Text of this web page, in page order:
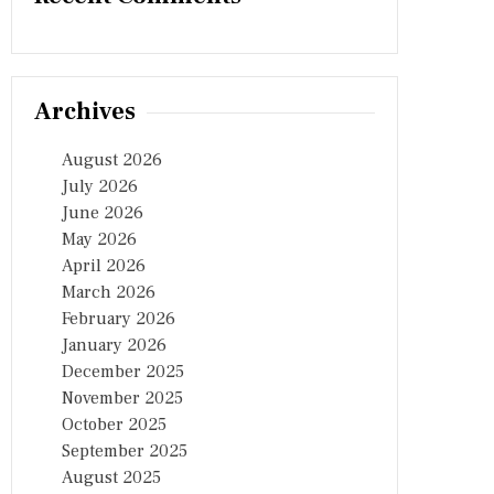
Archives
August 2026
July 2026
June 2026
May 2026
April 2026
March 2026
February 2026
January 2026
December 2025
November 2025
October 2025
September 2025
August 2025